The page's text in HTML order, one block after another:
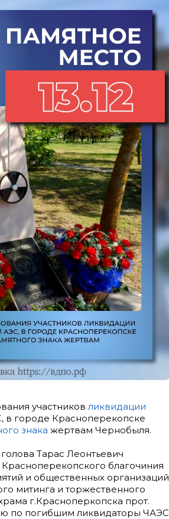
участников ликвидации
, в городе Красноперекопске
знака жертвам Чернобыля.
Тарас Леонтьевич
благочиния
и общественных организаций
митинга и торжественного
г.Красноперкопска прот.
по погибшим ликвидаторы ЧАЭС